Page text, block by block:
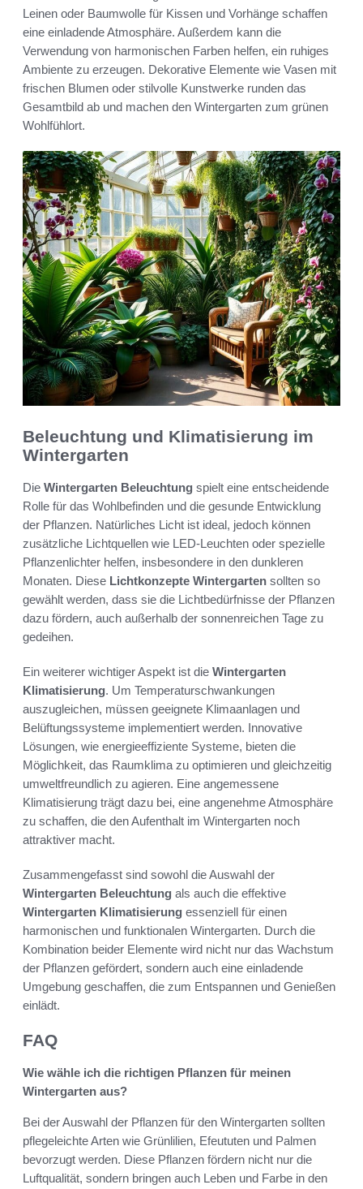
Leinen oder Baumwolle für Kissen und Vorhänge schaffen
eine einladende Atmosphäre. Außerdem kann die
Verwendung von harmonischen Farben helfen, ein ruhiges
Ambiente zu erzeugen. Dekorative Elemente wie Vasen mit
frischen Blumen oder stilvolle Kunstwerke runden das
Gesamtbild ab und machen den Wintergarten zum grünen
Wohlfühlort.
Beleuchtung und Klimatisierung im
Wintergarten
Die Wintergarten Beleuchtung spielt eine entscheidende
Rolle für das Wohlbefinden und die gesunde Entwicklung
der Pflanzen. Natürliches Licht ist ideal, jedoch können
zusätzliche Lichtquellen wie LED-Leuchten oder spezielle
Pflanzenlichter helfen, insbesondere in den dunkleren
Monaten. Diese Lichtkonzepte Wintergarten sollten so
gewählt werden, dass sie die Lichtbedürfnisse der Pflanzen
dazu fördern, auch außerhalb der sonnenreichen Tage zu
gedeihen.
Ein weiterer wichtiger Aspekt ist die Wintergarten
Klimatisierung. Um Temperaturschwankungen
auszugleichen, müssen geeignete Klimaanlagen und
Belüftungssysteme implementiert werden. Innovative
Lösungen, wie energieeffiziente Systeme, bieten die
Möglichkeit, das Raumklima zu optimieren und gleichzeitig
umweltfreundlich zu agieren. Eine angemessene
Klimatisierung trägt dazu bei, eine angenehme Atmosphäre
zu schaffen, die den Aufenthalt im Wintergarten noch
attraktiver macht.
Zusammengefasst sind sowohl die Auswahl der
Wintergarten Beleuchtung als auch die effektive
Wintergarten Klimatisierung essenziell für einen
harmonischen und funktionalen Wintergarten. Durch die
Kombination beider Elemente wird nicht nur das Wachstum
der Pflanzen gefördert, sondern auch eine einladende
Umgebung geschaffen, die zum Entspannen und Genießen
einlädt.
FAQ
Wie wähle ich die richtigen Pflanzen für meinen
Wintergarten aus?
Bei der Auswahl der Pflanzen für den Wintergarten sollten
pflegeleichte Arten wie Grünlilien, Efeututen und Palmen
bevorzugt werden. Diese Pflanzen fördern nicht nur die
Luftqualität, sondern bringen auch Leben und Farbe in den